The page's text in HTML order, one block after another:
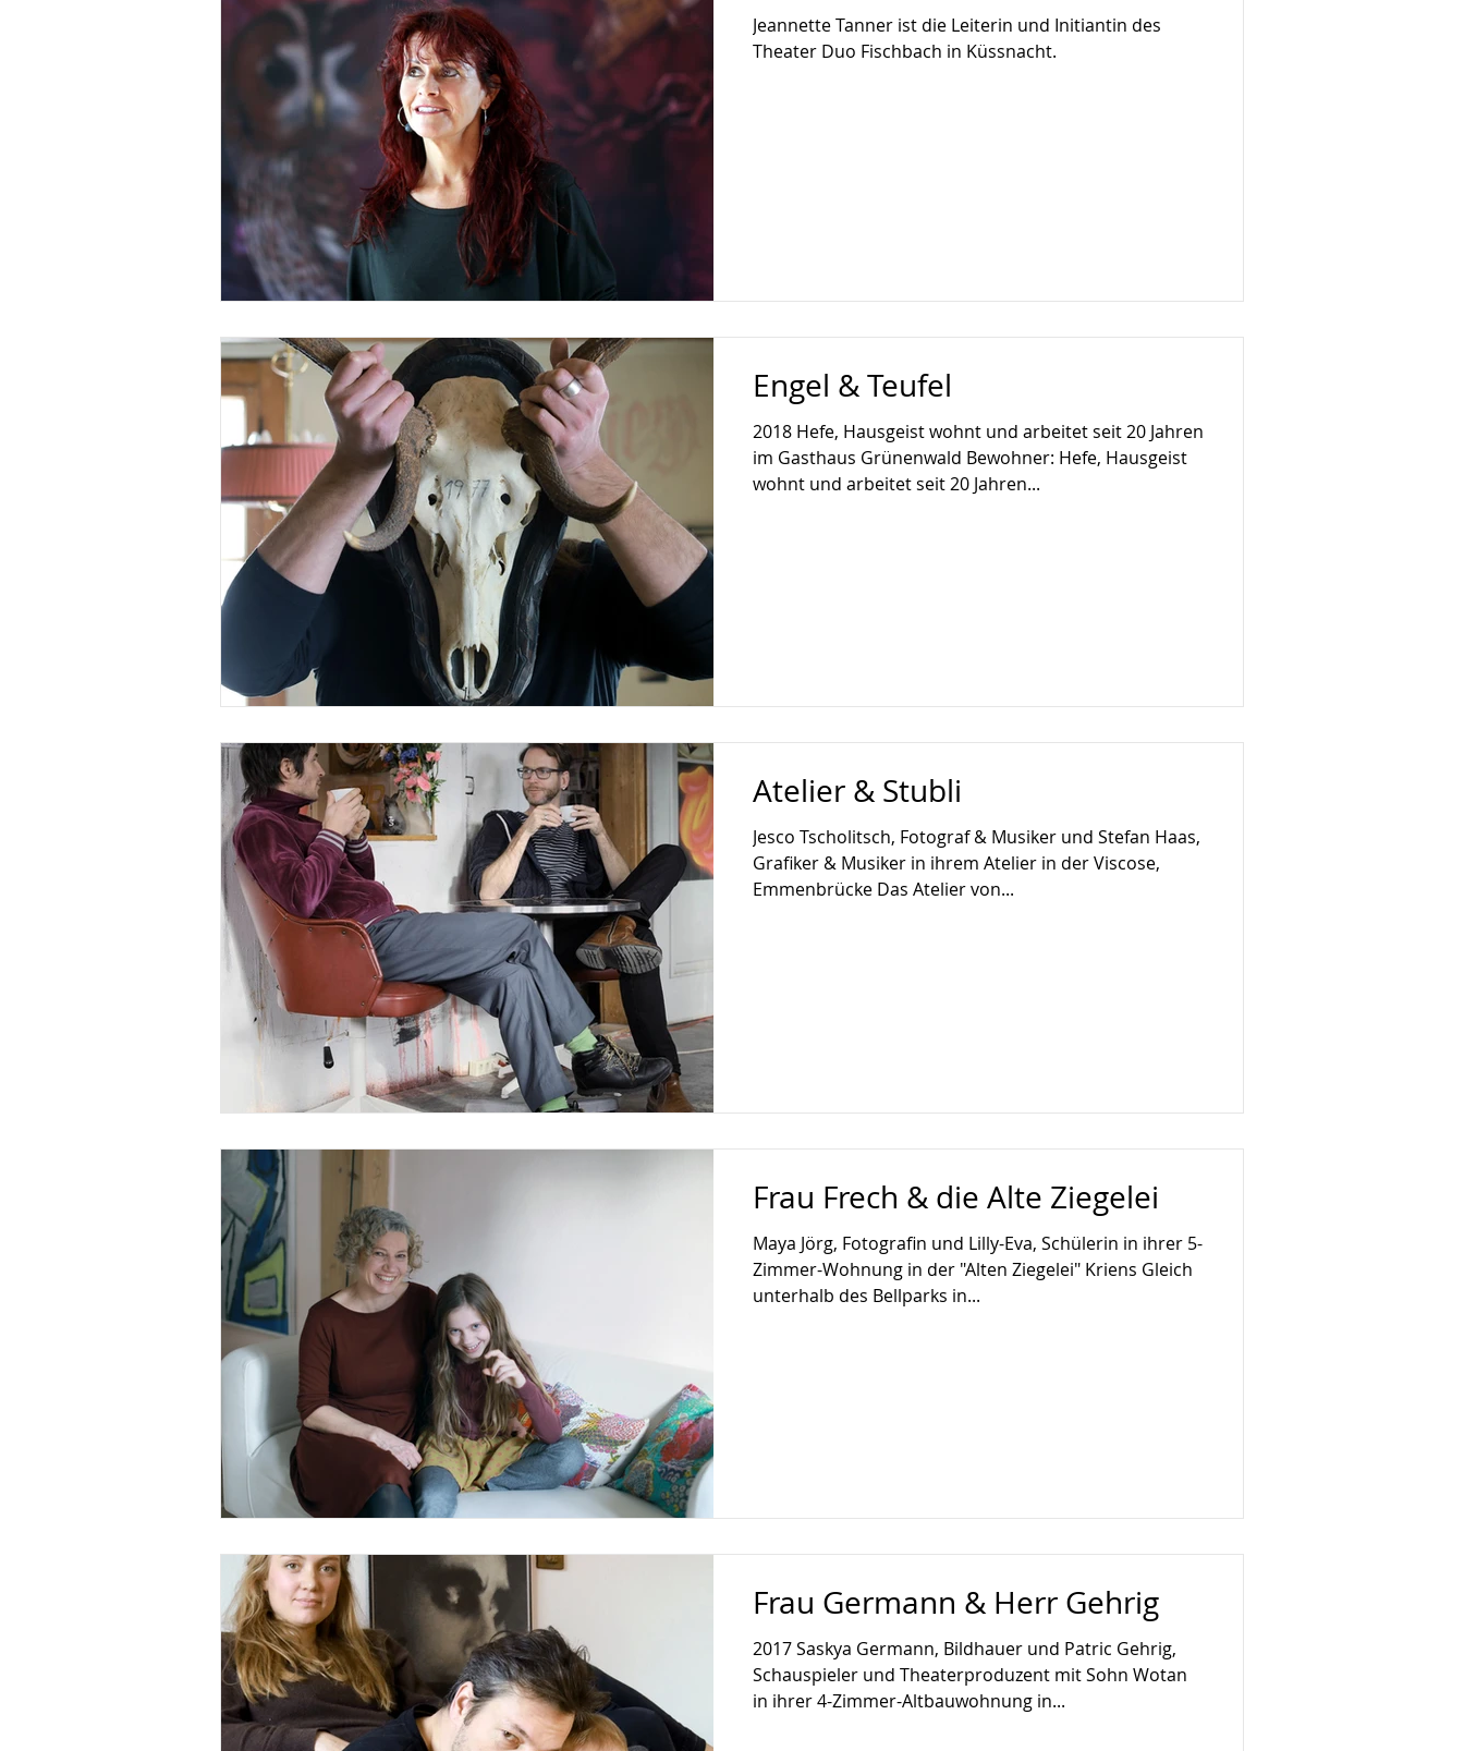
Jeannette Tanner ist die Leiterin und Initiantin des
Theater Duo Fischbach in Küssnacht.
Engel & Teufel
2018 Hefe, Hausgeist wohnt und arbeitet seit 20 Jahren
im Gasthaus Grünenwald Bewohner: Hefe, Hausgeist
wohnt und arbeitet seit 20 Jahren...
Atelier & Stubli
Jesco Tscholitsch, Fotograf & Musiker und Stefan Haas,
Grafiker & Musiker in ihrem Atelier in der Viscose,
Emmenbrücke Das Atelier von...
Frau Frech & die Alte Ziegelei
Maya Jörg, Fotografin und Lilly-Eva, Schülerin in ihrer 5-
Zimmer-Wohnung in der "Alten Ziegelei" Kriens Gleich
unterhalb des Bellparks in...
Frau Germann & Herr Gehrig
2017 Saskya Germann, Bildhauer und Patric Gehrig,
Schauspieler und Theaterproduzent mit Sohn Wotan
in ihrer 4-Zimmer-Altbauwohnung in...